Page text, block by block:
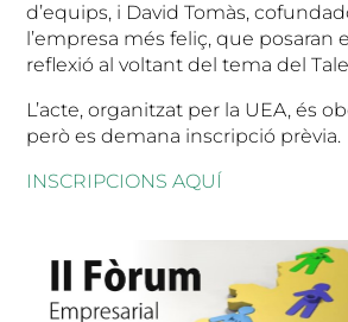
d’equips, i David Tomàs,
l’empresa més feliç, que posaran
reflexió al voltant del tema del
L’acte, organitzat per la UEA, és
però es demana inscripció prèvia.
INSCRIPCIONS AQUÍ